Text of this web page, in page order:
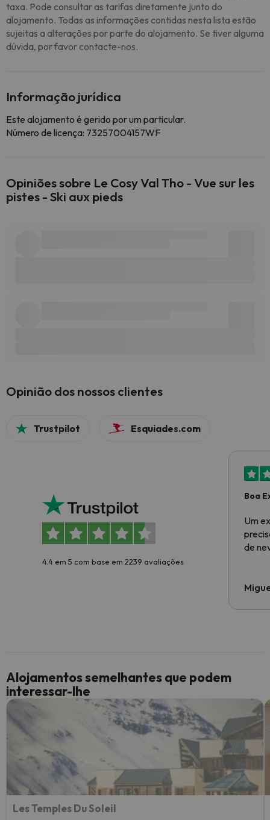
taxa. Pode consultar as tarifas diretamente junto do
alojamento. Todas as informações contidas nesta lista estão
sujeitas a alterações por parte do alojamento. Se tiver alguma
dúvida, por favor contacte-nos.
Informação jurídica
Este alojamento é gerido por um particular.
Número de licença: 73257004157WF
Opiniões sobre Le Cosy Val Tho - Vue sur les
pistes - Ski aux pieds
Opinião dos nossos clientes
Trustpilot Esquiades.com
4.4 em 5 com base em 2239 avaliações
Boa
Um
de
Alojamentos semelhantes que podem
interessar-lhe
Les Temples Du Soleil